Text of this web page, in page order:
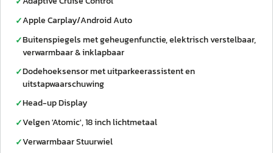
✓Apple Carplay/Android Auto
✓Buitenspiegels met geheugenfunctie, elektrisch verstelbaar,
verwarmbaar & inklapbaar
✓Dodehoeksensor met uitparkeerassistent en
uitstapwaarschuwing
✓Head-up Display
✓Velgen 'Atomic', 18 inch lichtmetaal
✓Verwarmbaar Stuurwiel